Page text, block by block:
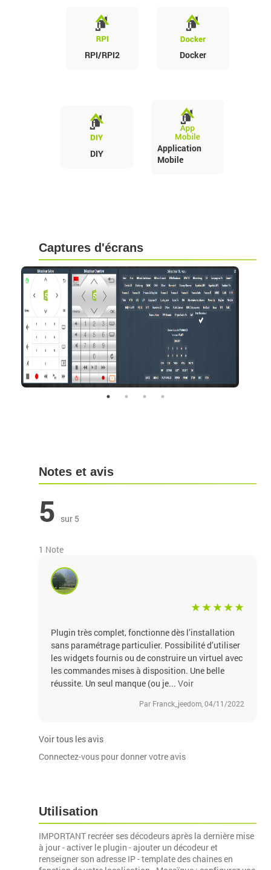
RPI/RPI2 Docker
DIY
Application
Mobile
Captures d'écrans
Notes et avis
5 sur 5
1 Note
Plugin très complet, fonctionne dès l’installation
sans paramétrage particulier. Possibilité d’utiliser
les widgets fournis ou de construire un virtuel avec
les commandes mises à disposition. Une belle
réussite. Un seul manque (ou je...Voir
Par Franck_jeedom, 04/11/2022
Voir tous les avis
Connectez-vous pour donner votre avis
Utilisation
IMPORTANT recréer ses décodeurs après la dernière mise
à jour - activer le plugin - ajouter un décodeur et
renseigner son adresse IP - template des chaines en